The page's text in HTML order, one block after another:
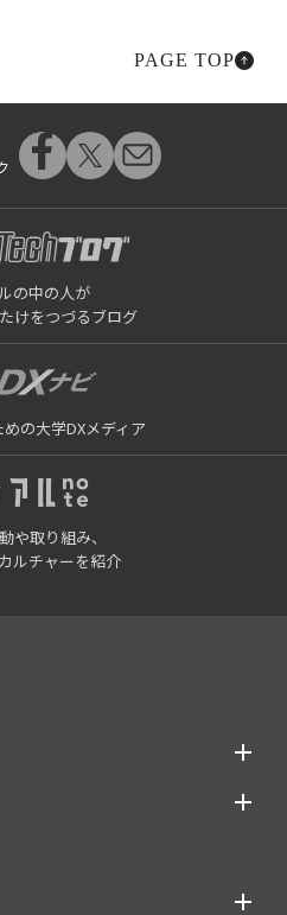
PAGE TOP
の中の人が
けをつづるブログ
の大学DXメディア
や取り組み、
ルチャーを紹介